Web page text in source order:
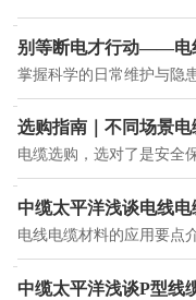
别等断电才行动——电
选购指南｜不同场景
中缆太平洋浅谈电线